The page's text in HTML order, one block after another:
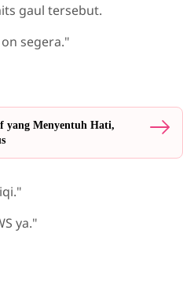
gaul tersebut.
segera."
yang Menyentuh Hati,
ya."